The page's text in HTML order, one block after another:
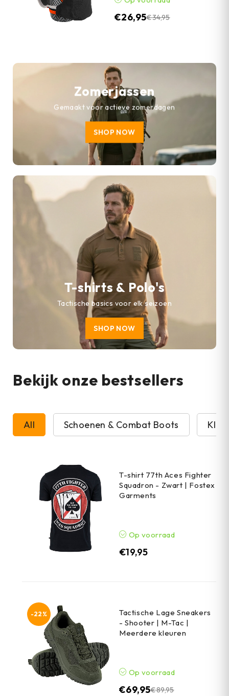
€34,95
€26,95
Zomerjassen
Gemaakt voor actieve zomerdagen
SHOP NOW
T-shirts & Polo's
Tactische basics voor elk seizoen
SHOP NOW
Bekijk onze bestsellers
All Schoenen & Combat Boots
T-shirt 77th Aces Fighter
Squadron - Zwart | Fostex
Garments
Op voorraad
€19,95
-22%
Tactische Lage Sneakers
- Shooter | M-Tac |
Meerdere kleuren
Op voorraad
€89,95
€69,95